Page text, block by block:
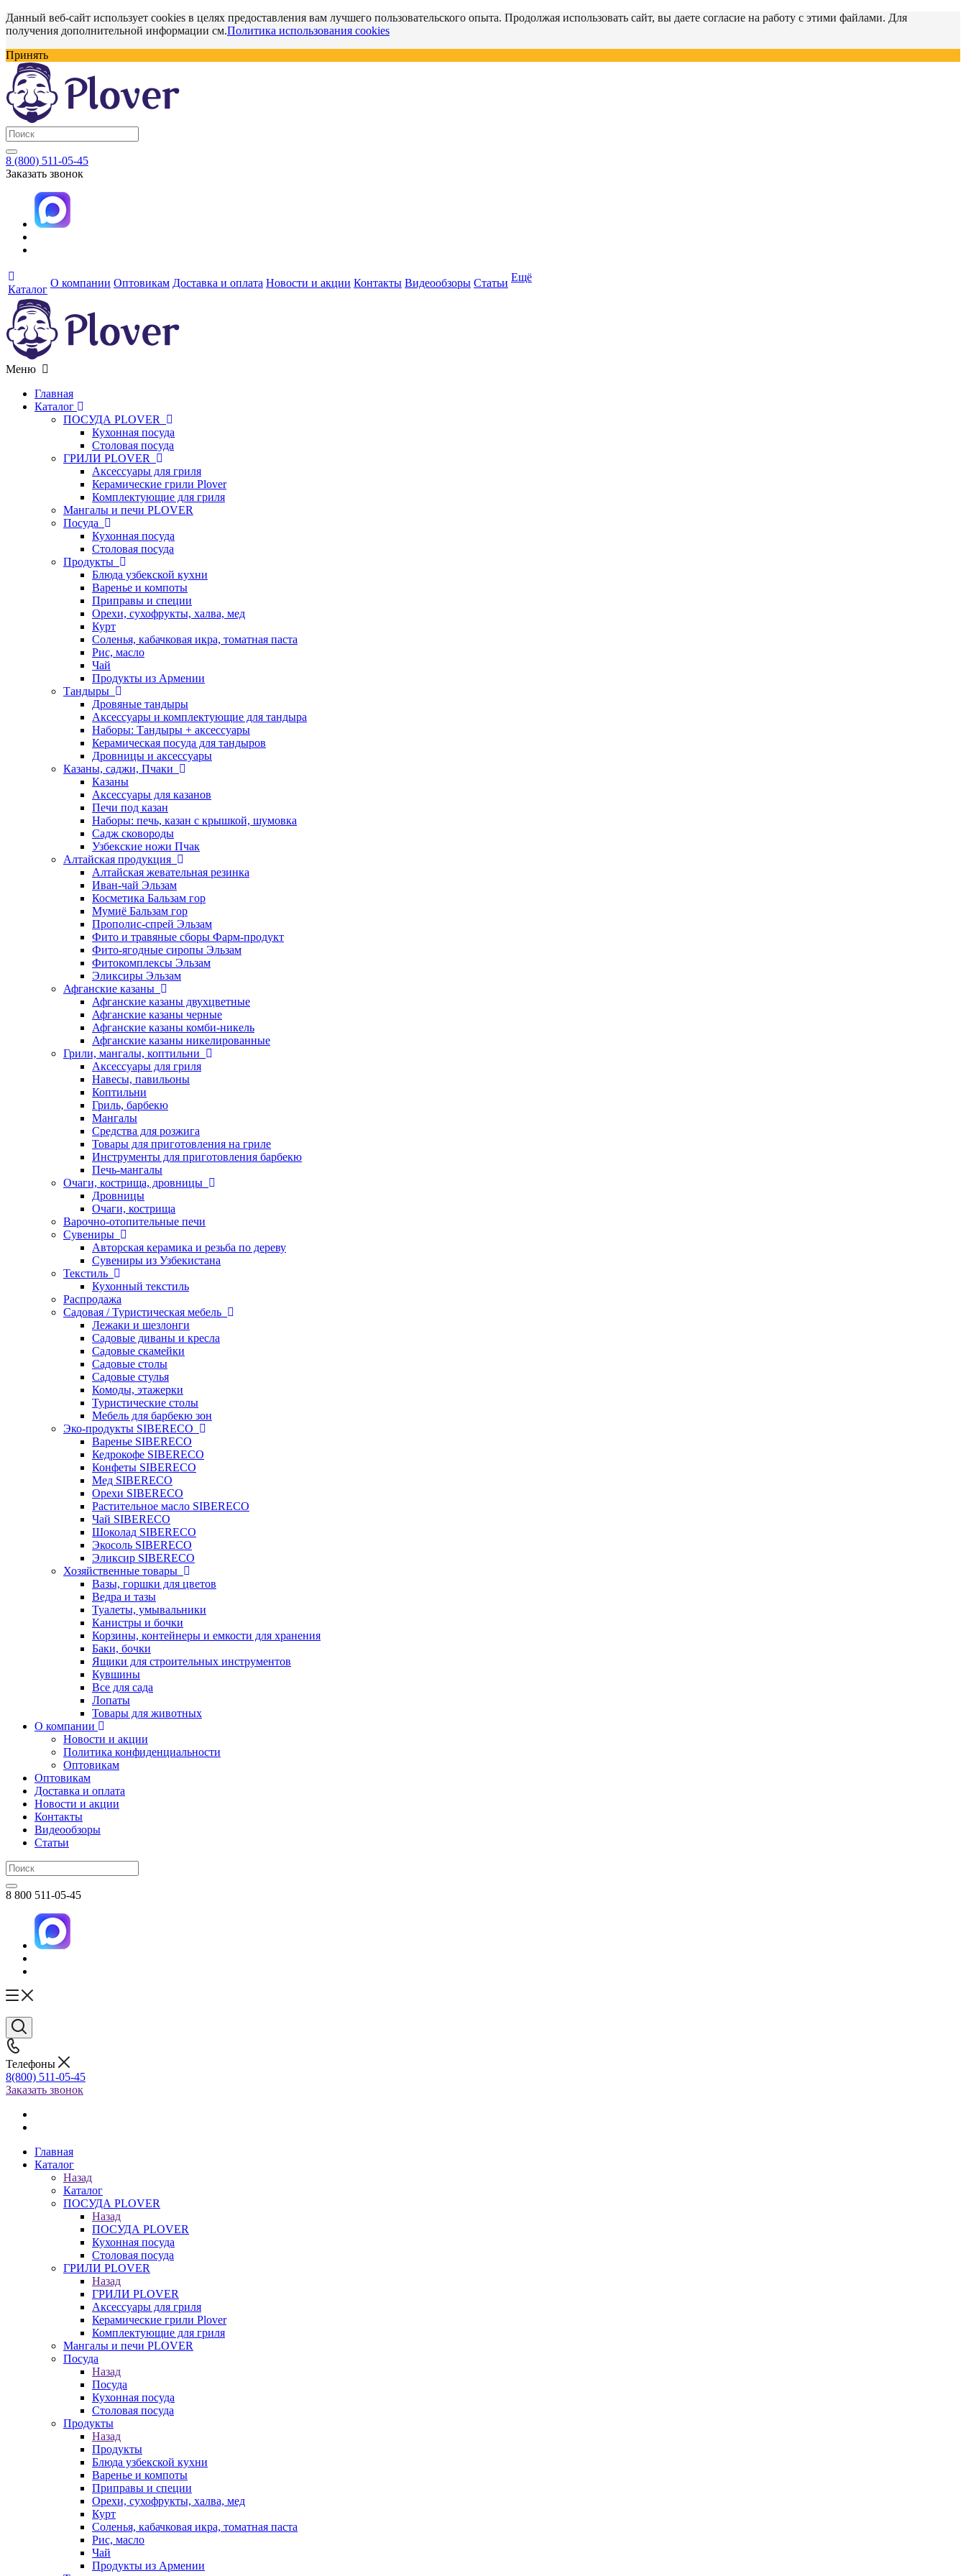
Данный веб-сайт использует cookies в целях предоставления вам лучшего пользовательского опыта. Продолжая использовать сайт, вы даете согласие на работу с этими файлами. Для
получения дополнительной информации см.Политика использования cookies
Принять
8 (800) 511-05-45
Заказать звонок
Каталог
О компании Оптовикам Доставка и оплата Новости и акции Контакты Видеообзоры Статьи Ещё
Меню
Главная
Каталог
ПОСУДА PLOVER
Кухонная посуда
Столовая посуда
ГРИЛИ PLOVER
Аксессуары для гриля
Керамические грили Plover
Комплектующие для гриля
Мангалы и печи PLOVER
Посуда
Кухонная посуда
Столовая посуда
Продукты
Блюда узбекской кухни
Варенье и компоты
Приправы и специи
Орехи, сухофрукты, халва, мед
Курт
Соленья, кабачковая икра, томатная паста
Рис, масло
Чай
Продукты из Армении
Тандыры
Дровяные тандыры
Аксессуары и комплектующие для тандыра
Наборы: Тандыры + аксессуары
Керамическая посуда для тандыров
Дровницы и аксессуары
Казаны, саджи, Пчаки
Казаны
Аксессуары для казанов
Печи под казан
Наборы: печь, казан с крышкой, шумовка
Садж сковороды
Узбекские ножи Пчак
Алтайская продукция
Алтайская жевательная резинка
Иван-чай Эльзам
Косметика Бальзам гор
Мумиё Бальзам гор
Прополис-спрей Эльзам
Фито и травяные сборы Фарм-продукт
Фито-ягодные сиропы Эльзам
Фитокомплексы Эльзам
Эликсиры Эльзам
Афганские казаны
Афганские казаны двухцветные
Афганские казаны черные
Афганские казаны комби-никель
Афганские казаны никелированные
Грили, мангалы, коптильни
Аксессуары для гриля
Навесы, павильоны
Коптильни
Гриль, барбекю
Мангалы
Средства для розжига
Товары для приготовления на гриле
Инструменты для приготовления барбекю
Печь-мангалы
Очаги, кострища, дровницы
Дровницы
Очаги, кострища
Варочно-отопительные печи
Сувениры
Авторская керамика и резьба по дереву
Сувениры из Узбекистана
Текстиль
Кухонный текстиль
Распродажа
Садовая / Туристическая мебель
Лежаки и шезлонги
Садовые диваны и кресла
Садовые скамейки
Садовые столы
Садовые стулья
Комоды, этажерки
Туристические столы
Мебель для барбекю зон
Эко-продукты SIBERECO
Варенье SIBERECO
Кедрокофе SIBERECO
Конфеты SIBERECO
Мед SIBERECO
Орехи SIBERECO
Растительное масло SIBERECO
Чай SIBERECO
Шоколад SIBERECO
Экосоль SIBERECO
Эликсир SIBERECO
Хозяйственные товары
Вазы, горшки для цветов
Ведра и тазы
Туалеты, умывальники
Канистры и бочки
Корзины, контейнеры и емкости для хранения
Баки, бочки
Ящики для строительных инструментов
Кувшины
Все для сада
Лопаты
Товары для животных
О компании
Новости и акции
Политика конфиденциальности
Оптовикам
Оптовикам
Доставка и оплата
Новости и акции
Контакты
Видеообзоры
Статьи
8 800 511-05-45
Телефоны
8(800) 511-05-45
Заказать звонок
Главная
Каталог
Назад
Каталог
ПОСУДА PLOVER
Назад
ПОСУДА PLOVER
Кухонная посуда
Столовая посуда
ГРИЛИ PLOVER
Назад
ГРИЛИ PLOVER
Аксессуары для гриля
Керамические грили Plover
Комплектующие для гриля
Мангалы и печи PLOVER
Посуда
Назад
Посуда
Кухонная посуда
Столовая посуда
Продукты
Назад
Продукты
Блюда узбекской кухни
Варенье и компоты
Приправы и специи
Орехи, сухофрукты, халва, мед
Курт
Соленья, кабачковая икра, томатная паста
Рис, масло
Чай
Продукты из Армении